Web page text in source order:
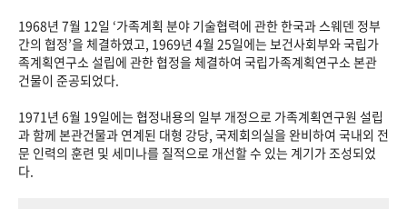
성과 50선 숫자로 보는 50년 50+1주년 광장
세계와 함께 한 KIHASA
VR 역사관
1968년 7월 12일 ‘가족계획 분야 기술협력에 관한 한국과 스웨덴 정부
간의 협정’을 체결하였고, 1969년 4월 25일에는 보건사회부와 국립가
족계획연구소 설립에 관한 협정을 체결하여 국립가족계획연구소 본관
건물이 준공되었다.
1971년 6월 19일에는 협정내용의 일부 개정으로 가족계획연구원 설립
과 함께 본관건물과 연계된 대형 강당, 국제회의실을 완비하여 국내외 전
문 인력의 훈련 및 세미나를 질적으로 개선할 수 있는 계기가 조성되었
다.